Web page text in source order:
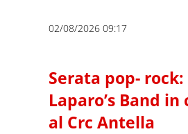
02/08/2026 09:17
Serata pop- rock:
Laparo’s Band
al Crc Antella